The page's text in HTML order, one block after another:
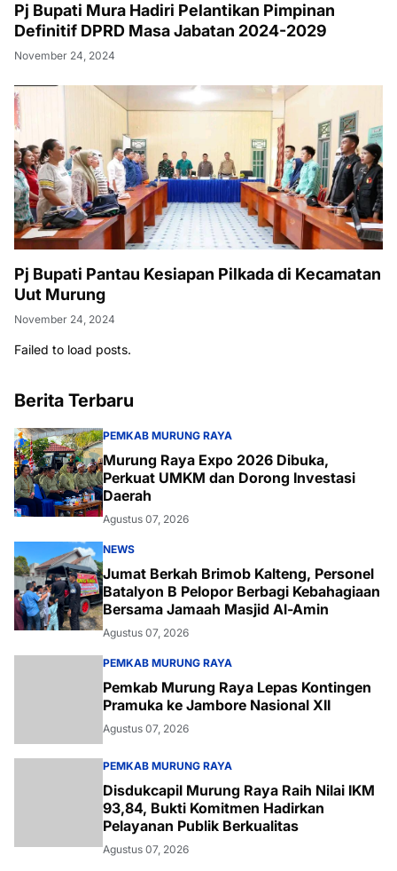
Pj Bupati Mura Hadiri Pelantikan Pimpinan
Definitif DPRD Masa Jabatan 2024-2029
November 24, 2024
Pj Bupati Pantau Kesiapan Pilkada di Kecamatan
Uut Murung
November 24, 2024
Failed to load posts.
Berita Terbaru
PEMKAB MURUNG RAYA
Murung Raya Expo 2026 Dibuka,
Perkuat UMKM dan Dorong Investasi
Daerah
Agustus 07, 2026
NEWS
Jumat Berkah Brimob Kalteng, Personel
Batalyon B Pelopor Berbagi Kebahagiaan
Bersama Jamaah Masjid Al-Amin
Agustus 07, 2026
PEMKAB MURUNG RAYA
Pemkab Murung Raya Lepas Kontingen
Pramuka ke Jambore Nasional XII
Agustus 07, 2026
PEMKAB MURUNG RAYA
Disdukcapil Murung Raya Raih Nilai IKM
93,84, Bukti Komitmen Hadirkan
Pelayanan Publik Berkualitas
Agustus 07, 2026